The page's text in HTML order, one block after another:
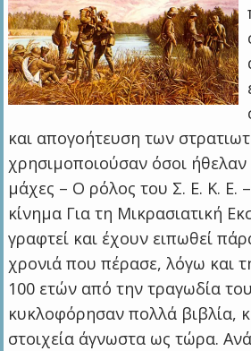
και απογοήτευση των
χρησιμοποιούσαν όσοι
μάχες – Ο ρόλος του Σ. Ε. Κ. Ε.
κίνημα Για τη Μικρασιατική
γραφτεί και έχουν ειπωθεί
χρονιά που πέρασε, λόγω και
100 ετών από την τραγωδία
κυκλοφόρησαν πολλά βιβλία,
στοιχεία άγνωστα ως τώρα.